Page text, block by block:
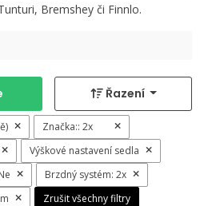
Bremshey či Finnlo.
Řazení
Značka:: 2x
Výškové nastavení sedla
Brzdný systém: 2x
Zrušit všechny filtry